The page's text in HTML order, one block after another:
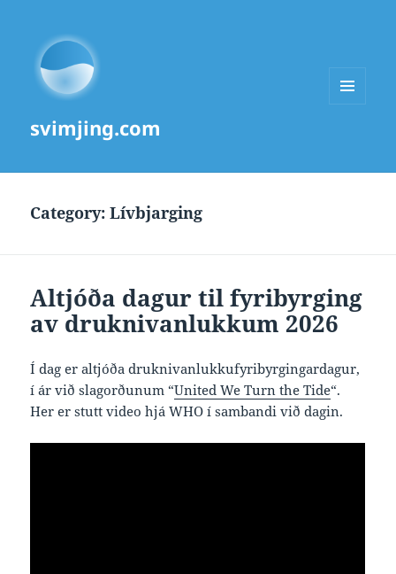
svimjing.com
Category:Lívbjarging
Altjóða dagur til fyribyrging
av druknivanlukkum 2026
Í dag er altjóða druknivanlukkufyribyrgingardagur,
í ár við slagorðunum “United We Turn the Tide“.
Her er stutt video hjá WHO í sambandi við dagin.